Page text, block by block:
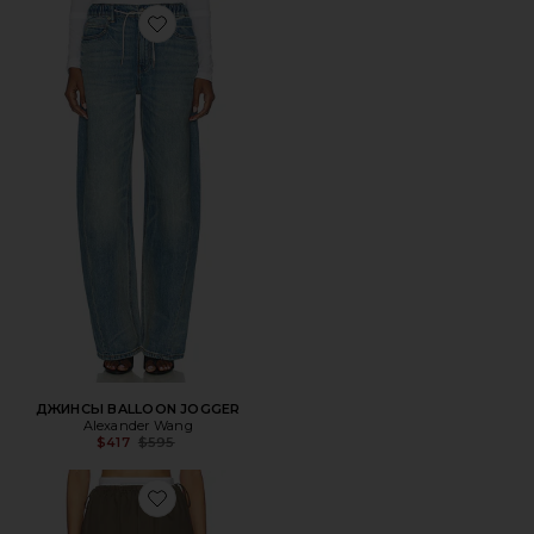
Favorite ДЖИНСЫ BALLOON JOGGER
ДЖИНСЫ BALLOON JOGGER
Alexander Wang
$417 Previous price:
$595
Favorite ЮБКА MINI LOGO